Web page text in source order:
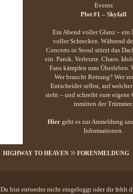
Events
Plot #1 – Skyfall
Ein Abend voller Glanz – ein
voller Schrecken. Während
Concerts in Seoul stürzt das
ein. Panik. Verletzte. Chaos.
Fans kämpfen ums Überleben.
Wer braucht Rettung? Wer
Entscheidet selbst, auf
steht – und schreibt eure eigene
inmitten der Trümmer.
Hier geht es zur Anmeldung
Informationen.
HIGHWAY TO HEAVEN FORENMELDUNG
Du bist entweder nicht eingeloggt oder dir fehlt